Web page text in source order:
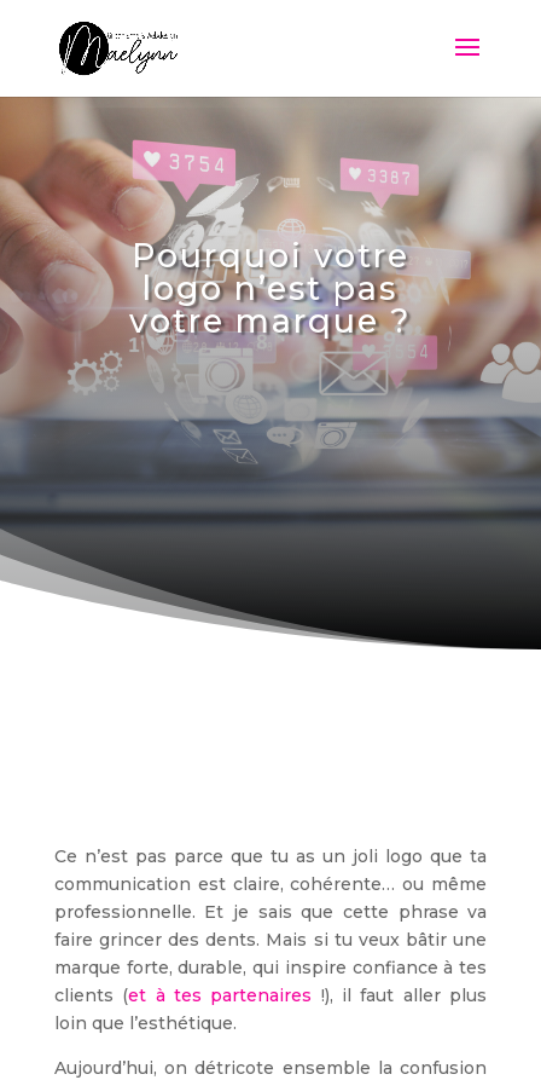
Pourquoi votre
logo n’est pas
votre marque ?
Ce n’est pas parce que tu as un joli logo que ta
communication est claire, cohérente… ou même
professionnelle. Et je sais que cette phrase va
faire grincer des dents. Mais si tu veux bâtir une
marque forte, durable, qui inspire confiance à tes
clients (et à tes partenaires !), il faut aller plus
loin que l’esthétique.
Aujourd’hui, on détricote ensemble la confusion